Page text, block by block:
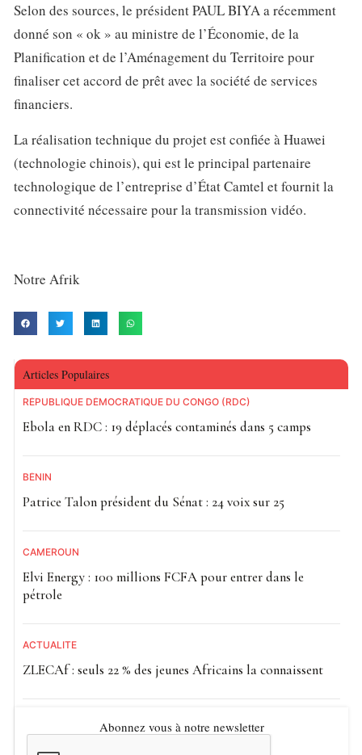
Selon des sources, le président PAUL BIYA a récemment
donné son « ok » au ministre de l’Économie, de la
Planification et de l’Aménagement du Territoire pour
finaliser cet accord de prêt avec la société de services
financiers.
La réalisation technique du projet est confiée à Huawei
(technologie chinois), qui est le principal partenaire
technologique de l’entreprise d’État Camtel et fournit la
connectivité nécessaire pour la transmission vidéo.
Notre Afrik
Articles Populaires
RÉPUBLIQUE DÉMOCRATIQUE DU CONGO (RDC)
Ebola en RDC : 19 déplacés contaminés dans 5 camps
BÉNIN
Patrice Talon président du Sénat : 24 voix sur 25
CAMEROUN
Elvi Energy : 100 millions FCFA pour entrer dans le
pétrole
ACTUALITE
ZLECAf : seuls 22 % des jeunes Africains la connaissent
Abonnez vous à notre newsletter